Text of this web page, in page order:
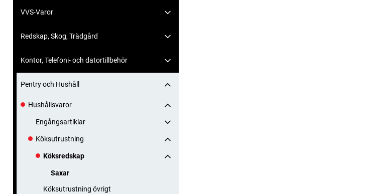
VVS-Varor
Redskap, Skog, Trädgård
Kontor, Telefoni- och datortillbehör
Pentry och Hushåll
Hushållsvaror
Engångsartiklar
Köksutrustning
Köksredskap
Saxar
Köksutrustning övrigt